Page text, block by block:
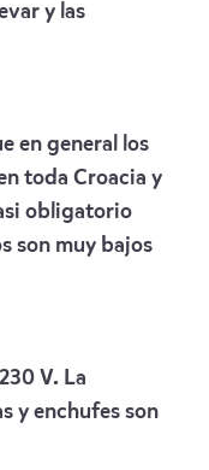
y las
en general los
toda Croacia y
obligatorio
son muy bajos
V. La
y enchufes son